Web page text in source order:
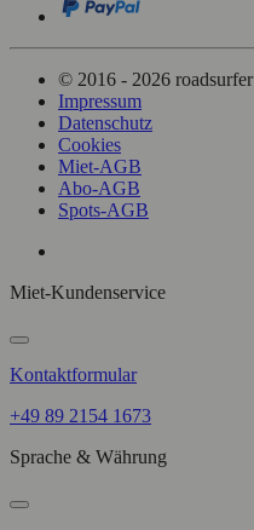
© 2016 - 2026 roadsurfer
Impressum
Datenschutz
Cookies
Miet-AGB
Abo-AGB
Spots-AGB
Miet-Kundenservice
Kontaktformular
+49 89 2154 1673
Sprache & Währung